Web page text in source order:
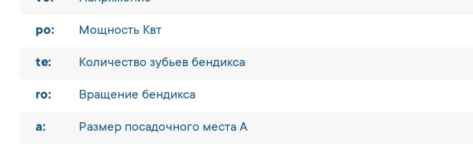
po: Мощность Квт
te: Количество зубьев бендикса
ro: Вращение бендикса
a: Размер посадочного места A